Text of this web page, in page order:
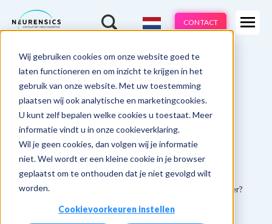
Wij gebruiken cookies om onze website goed te
laten functioneren en om inzicht te krijgen in het
gebruik van onze website. Met uw toestemming
plaatsen wij ook analytische en marketingcookies.
U kunt zelf bepalen welke cookies u toestaat. Meer
informatie vindt u in onze cookieverklaring.
Wil je geen cookies, dan volgen wij je informatie
niet. Wel wordt er een kleine cookie in je browser
geplaatst om te onthouden dat je niet gevolgd wilt
worden.
Cookievoorkeuren instellen
Expertises
Branches
Cases
Over ons
CONTACT
Webinar -Do 13 aug | 10:00 - 11:00u
Home
Ad & Concept Testing Learnings
11. Hoe tover je een glimlach op het gezicht van jouw kijker?